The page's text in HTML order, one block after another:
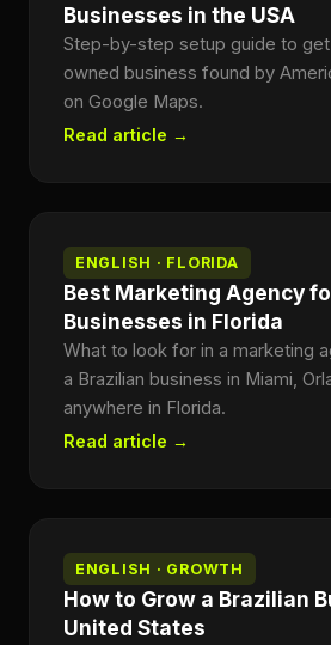
Businesses in the USA
Step-by-step setup guide to get
owned business found by
on Google Maps.
Read article →
ENGLISH · FLORIDA
Best Marketing Agency
Businesses in Florida
What to look for in a marketing
a Brazilian business in Miami,
anywhere in Florida.
Read article →
ENGLISH · GROWTH
How to Grow a Brazilian
United States